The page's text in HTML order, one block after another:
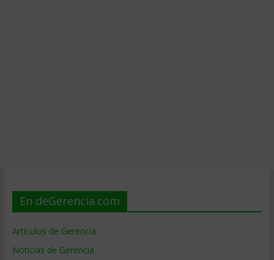
En deGerencia.com
Artículos de Gerencia
Noticias de Gerencia